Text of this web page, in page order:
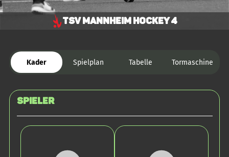
TSV Mannheim Hockey 4
Kader Spielplan Tabelle Tormaschine
Spieler